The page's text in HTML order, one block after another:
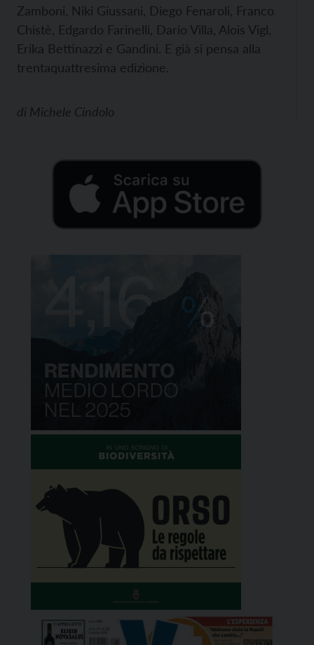
Zamboni, Niki Giussani, Diego Fenaroli, Franco
Chistè, Edgardo Farinelli, Dario Villa, Alois Vigl,
Erika Bettinazzi e Gandini. E già si pensa alla
trentaquattresima edizione.
di Michele Cindolo